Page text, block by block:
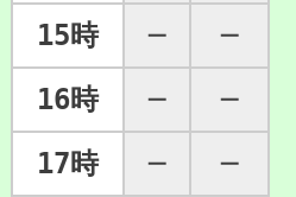
15時
─
─
16時
─
─
17時
─ ─